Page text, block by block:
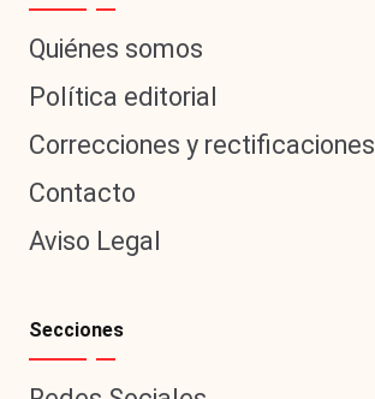
Quiénes somos
Política editorial
Correcciones y rectificaciones
Contacto
Aviso Legal
Secciones